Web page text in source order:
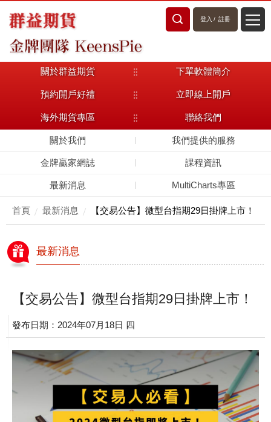
登入 / 註冊
關於群益期貨 下單軟體簡介
預約開戶好禮 立即線上開戶
海外期貨專區 聯絡我們
關於我們 我們提供的服務
金牌贏家網誌 課程資訊
最新消息 MultiCharts專區
首頁 最新消息 【交易公告】微型台指期29日掛牌上市！
最新消息
【交易公告】微型台指期29日掛牌上市！
發布日期：2024年07月18日 四